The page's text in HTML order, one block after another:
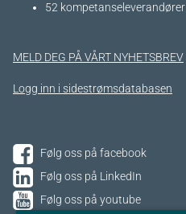
52 kompetanseleverandører
MELD DEG PÅ VÅRT NYHETSBREV
Logg inn i sidestrømsdatabasen
Følg oss på facebook
Følg oss på LinkedIn
Følg oss på youtube